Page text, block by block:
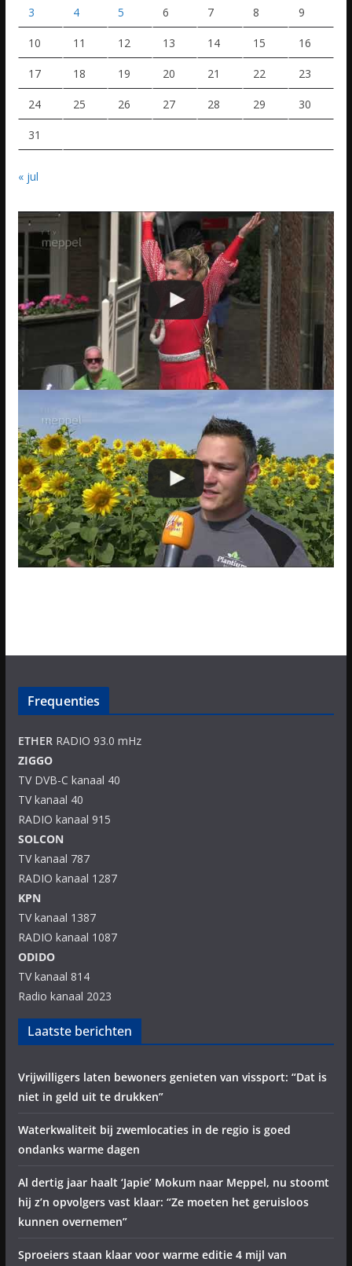
3 4 5 6 7 8 9
10 11 12 13 14 15 16
17 18 19 20 21 22 23
24 25 26 27 28 29 30
31
« jul
Frequenties
ETHERRADIO 93.0 mHz
ZIGGO
TV DVB-C kanaal 40
TV kanaal 40
RADIO kanaal 915
SOLCON
TV kanaal 787
RADIO kanaal 1287
KPN
TV kanaal 1387
RADIO kanaal 1087
ODIDO
TV kanaal 814
Radio kanaal 2023
Laatste berichten
Vrijwilligers laten bewoners genieten van vissport: “Dat is
niet in geld uit te drukken”
Waterkwaliteit bij zwemlocaties in de regio is goed
ondanks warme dagen
Al dertig jaar haalt ‘Japie’ Mokum naar Meppel, nu stoomt
hij z’n opvolgers vast klaar: “Ze moeten het geruisloos
kunnen overnemen”
Sproeiers staan klaar voor warme editie 4 mijl van